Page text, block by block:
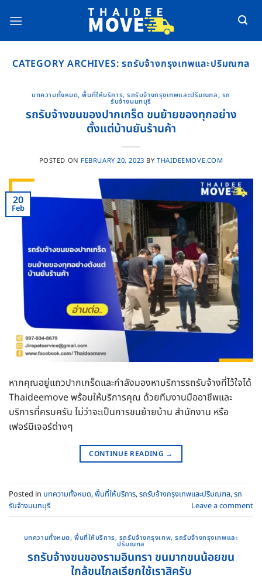
CATEGORY ARCHIVES:รถรับจ้างกรุงเทพและปริมณฑล
บทความทั้งหมด,พื้นที่ให้บริการ,รถรับจ้างกรุงเทพและปริมณฑล, รถ
รับจ้างนนทบุรี
รถรับจ้างขนของปากเกร็ด ขนย้ายของทุกอย่าง
ตั้งแต่บ้านยันร้านค้า
POSTED ON FEBRUARY 20, 2023 BY THAIDEEMOVE.COM
20
Feb
หากคุณอยู่แถวปากเกร็ดและกำลังมองหาบริการรถรับจ้างที่ไว้ใจได้
Thaideemove พร้อมให้บริการคุณ ด้วยทีมงานมืออาชีพและ
บริการที่ครบครัน ไม่ว่าจะเป็นการขนย้ายบ้าน สำนักงาน หรือ
เฟอร์นิเจอร์ต่างๆ
CONTINUE READING →
Posted in บทความทั้งหมด,พื้นที่ให้บริการ,รถรับจ้างกรุงเทพและปริมณฑล,รถ
รับจ้างนนทบุรี
Leave a comment
บทความทั้งหมด,พื้นที่ให้บริการ, รถรับจ้างกรุงเทพ,รถรับจ้างกรุงเทพและ
ปริมณฑล
รถรับจ้างขนของรามอินทรา ขนมากขนน้อยขน
ใกล้ขนไกลเรียกใช้เราสิครับ